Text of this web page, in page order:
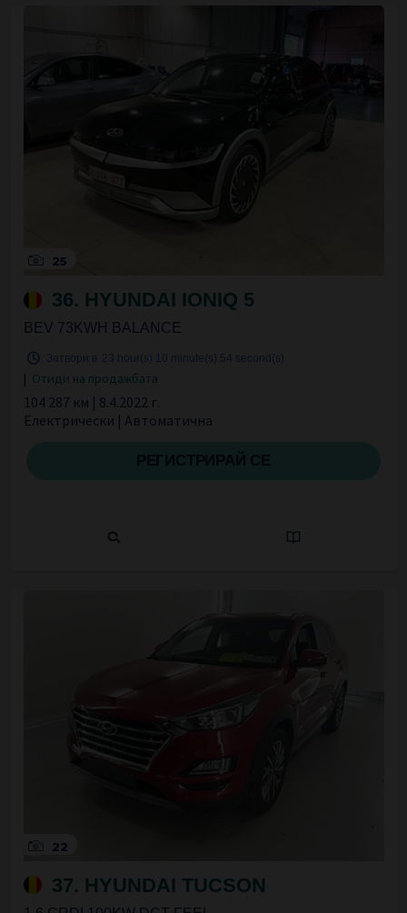
25
36. HYUNDAI IONIQ 5
BEV 73KWH BALANCE
Затвори в 23 hour(s) 10 minute(s) 53 second(s)
| Отиди на продажбата
104 287 км | 8.4.2022 г.
Електрически | Автоматична
22
37. HYUNDAI TUCSON